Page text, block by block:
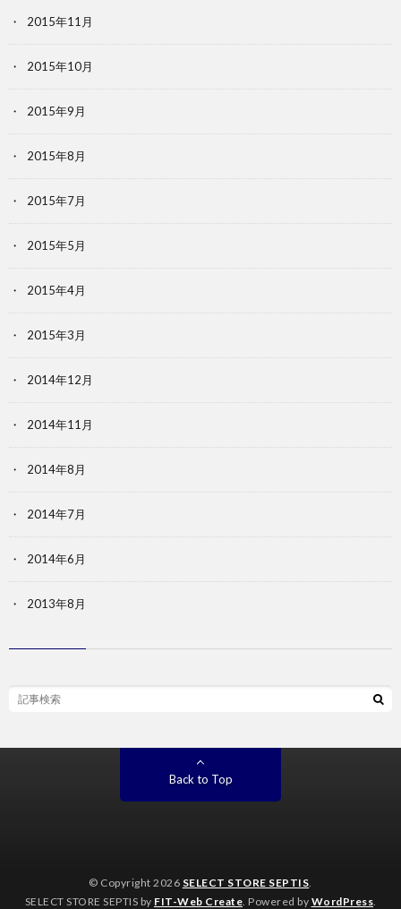
2015年11月
2015年10月
2015年9月
2015年8月
2015年7月
2015年5月
2015年4月
2015年3月
2014年12月
2014年11月
2014年8月
2014年7月
2014年6月
2013年8月
Back to Top
© Copyright 2026 SELECT STORE SEPTIS.
SELECT STORE SEPTIS by FIT-Web Create. Powered by WordPress.